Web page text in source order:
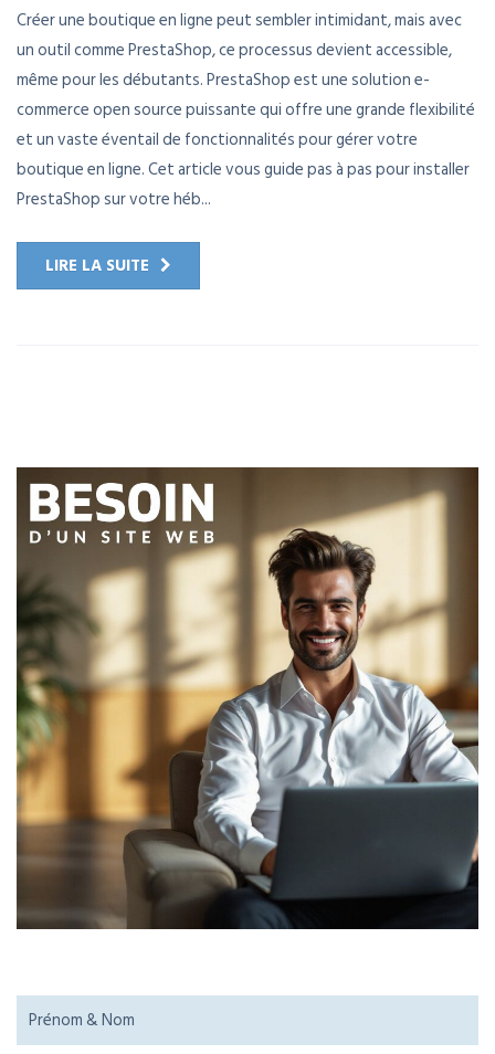
Créer une boutique en ligne peut sembler intimidant, mais avec
un outil comme PrestaShop, ce processus devient accessible,
même pour les débutants. PrestaShop est une solution e-
commerce open source puissante qui offre une grande flexibilité
et un vaste éventail de fonctionnalités pour gérer votre
boutique en ligne. Cet article vous guide pas à pas pour installer
PrestaShop sur votre héb...
LIRE LA SUITE